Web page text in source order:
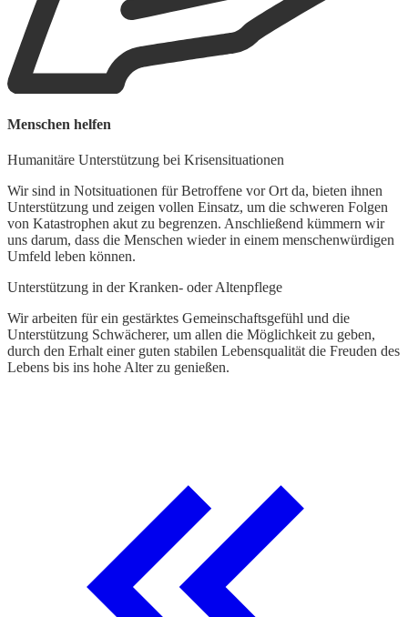
Menschen helfen
Humanitäre Unterstützung bei Krisensituationen
Wir sind in Notsituationen für Betroffene vor Ort da, bieten ihnen
Unterstützung und zeigen vollen Einsatz, um die schweren Folgen
von Katastrophen akut zu begrenzen. Anschließend kümmern wir
uns darum, dass die Menschen wieder in einem menschenwürdigen
Umfeld leben können.
Unterstützung in der Kranken- oder Altenpflege
Wir arbeiten für ein gestärktes Gemeinschaftsgefühl und die
Unterstützung Schwächerer, um allen die Möglichkeit zu geben,
durch den Erhalt einer guten stabilen Lebensqualität die Freuden des
Lebens bis ins hohe Alter zu genießen.